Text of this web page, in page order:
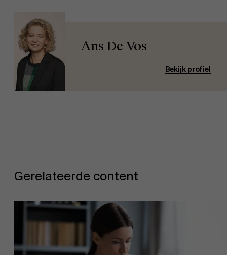
Werken bij AMS
Ans De Vos
Bekijk profiel
Gerelateerde content